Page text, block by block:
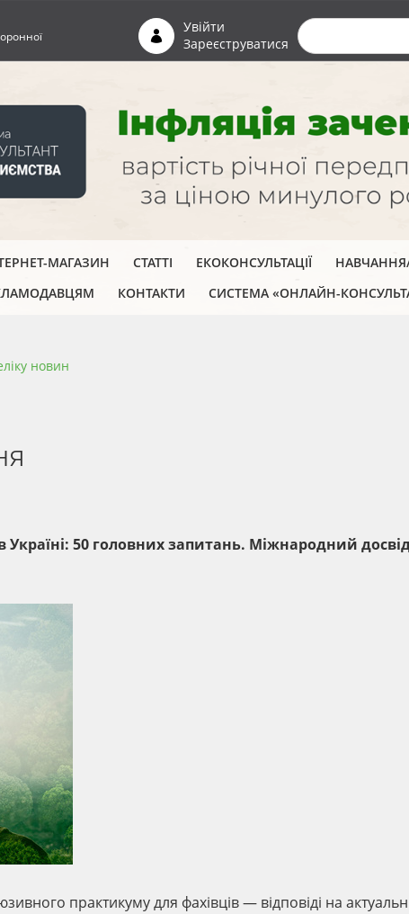
Увійти
Зареєструватися
МАГАЗИН СТАТТІ ЕКОКОНСУЛЬТАЦІЇ
НАВЧАННЯ/
КОНТАКТИ СИСТЕМА «ОНЛАЙН-
новин
50 головних запитань. Міжнародний
практикуму для фахівців — відповіді на